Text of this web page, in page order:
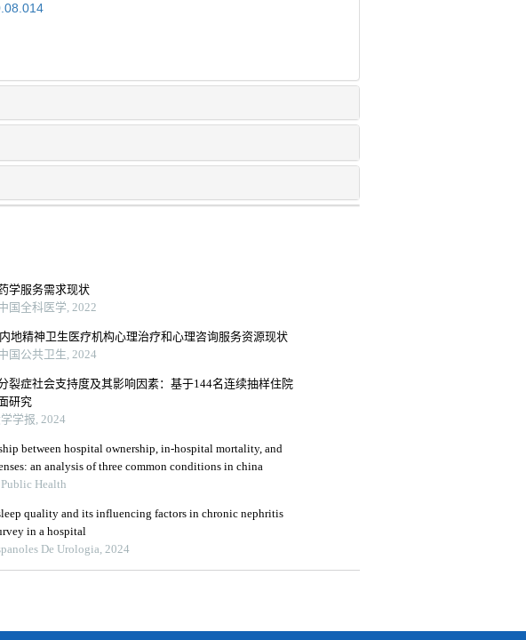
学服务需求现状
国全科医学, 2022
地精神卫生医疗机构心理治疗和心理咨询服务资源现状
国公共卫生, 2024
裂症社会支持度及其影响因素：基于144名连续抽样住院
研究
学报, 2024
between hospital ownership, in-hospital mortality, and
medical expenses: an analysis of three common conditions in china
Health
quality and its influencing factors in chronic nephritis
in a hospital
De Urologia, 2024